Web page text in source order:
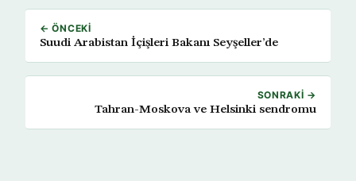
← ÖNCEKI
Suudi Arabistan İçişleri Bakanı Seyşeller’de
SONRAKI →
Tahran-Moskova ve Helsinki sendromu